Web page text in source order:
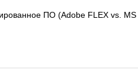
ПО (Adobe FLEX vs. MS